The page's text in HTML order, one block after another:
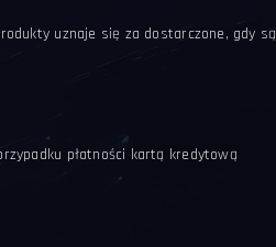
uznaje się za dostarczone, gdy są
płatności kartą kredytową